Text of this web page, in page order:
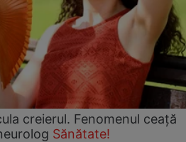
creierul. Fenomenul ceață
Sănătate!